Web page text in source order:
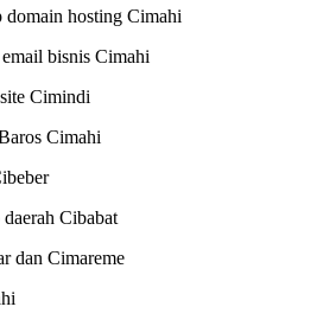
domain hosting Cimahi
bisnis Cimahi
Cimindi
Cimahi
Cibabat
dan Cimareme